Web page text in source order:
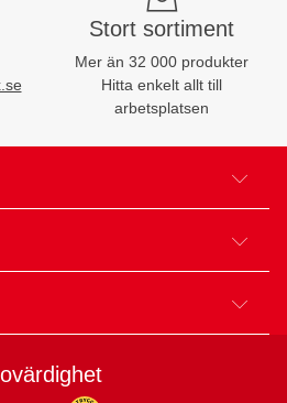
Stort sortiment
Mer än 32 000 produkter
Hitta enkelt allt till
arbetsplatsen